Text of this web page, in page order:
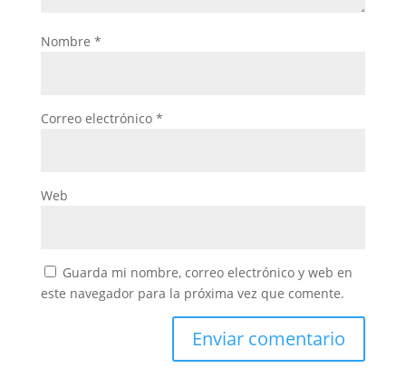
Nombre *
Correo electrónico *
Web
Guarda mi nombre, correo electrónico y web en
este navegador para la próxima vez que comente.